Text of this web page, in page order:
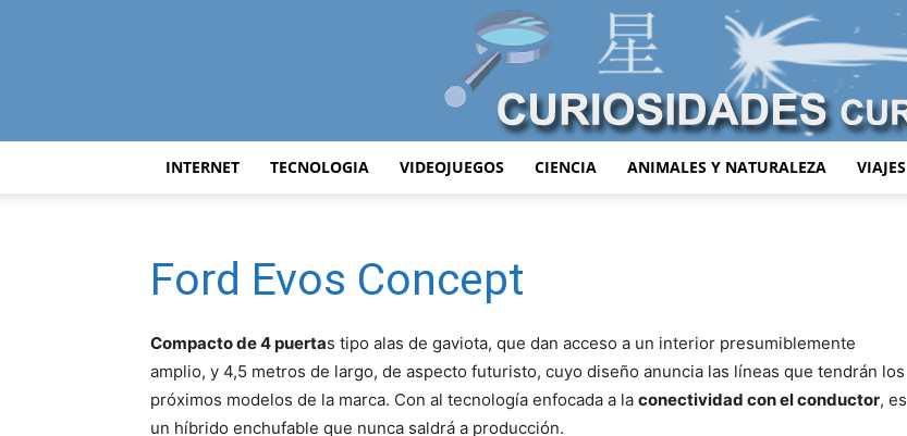
Curiosas
INTERNET TECNOLOGIA VIDEOJUEGOS CIENCIA ANIMALES Y NATURALEZA VIAJES
Ford Evos Concept
Compacto de 4 puertas tipo alas de gaviota, que dan acceso a un interior presumiblemente
amplio, y 4,5 metros de largo, de aspecto futuristo, cuyo diseño anuncia las líneas que tendrán los
próximos modelos de la marca. Con al tecnología enfocada a la conectividad con el conductor, es
un híbrido enchufable que nunca saldrá a producción.